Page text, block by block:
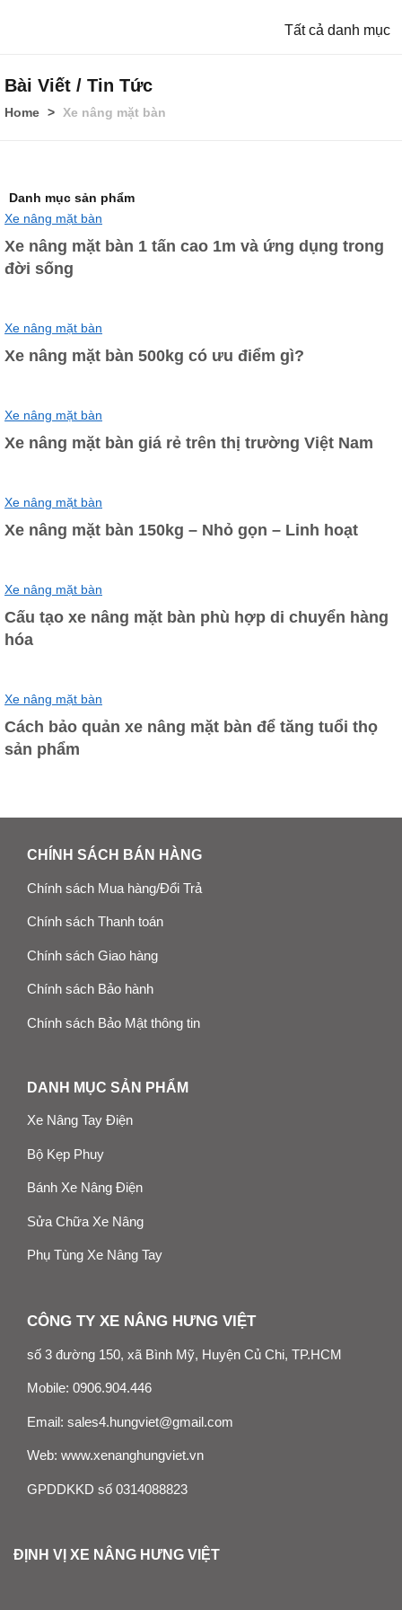
Tất cả danh mục
Bài Viết / Tin Tức
Home Xe nâng mặt bàn
Danh mục sản phẩm
Xe nâng mặt bàn
Xe nâng mặt bàn 1 tấn cao 1m và ứng dụng trong
đời sống
Xe nâng mặt bàn
Xe nâng mặt bàn 500kg có ưu điểm gì?
Xe nâng mặt bàn
Xe nâng mặt bàn giá rẻ trên thị trường Việt Nam
Xe nâng mặt bàn
Xe nâng mặt bàn 150kg – Nhỏ gọn – Linh hoạt
Xe nâng mặt bàn
Cấu tạo xe nâng mặt bàn phù hợp di chuyển hàng
hóa
Xe nâng mặt bàn
Cách bảo quản xe nâng mặt bàn để tăng tuổi thọ
sản phẩm
CHÍNH SÁCH BÁN HÀNG
Chính sách Mua hàng/Đổi Trả
Chính sách Thanh toán
Chính sách Giao hàng
Chính sách Bảo hành
Chính sách Bảo Mật thông tin
DANH MỤC SẢN PHẨM
Xe Nâng Tay Điện
Bộ Kẹp Phuy
Bánh Xe Nâng Điện
Sửa Chữa Xe Nâng
Phụ Tùng Xe Nâng Tay
CÔNG TY XE NÂNG HƯNG VIỆT
số 3 đường 150, xã Bình Mỹ, Huyện Củ Chi, TP.HCM
Mobile: 0906.904.446
Email: sales4.hungviet@gmail.com
Web: www.xenanghungviet.vn
GPDDKKD số 0314088823
ĐỊNH VỊ XE NÂNG HƯNG VIỆT